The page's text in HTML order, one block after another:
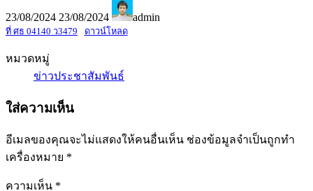
23/08/2024 23/08/2024 admin
ที่ ศธ 04140 ว3479 ดาวน์โหลด
หมวดหมู่
ข่าวประชาสัมพันธ์
ใส่ความเห็น
อีเมลของคุณจะไม่แสดงให้คนอื่นเห็น ช่องข้อมูลจำเป็นถูกทำ
เครื่องหมาย *
ความเห็น *